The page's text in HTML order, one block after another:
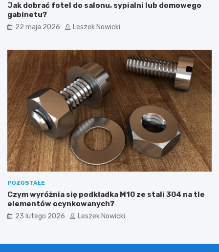
Jak dobrać fotel do salonu, sypialni lub domowego
gabinetu?
22 maja 2026 Leszek Nowicki
POZOSTAŁE
Czym wyróżnia się podkładka M10 ze stali 304 na tle
elementów ocynkowanych?
23 lutego 2026 Leszek Nowicki